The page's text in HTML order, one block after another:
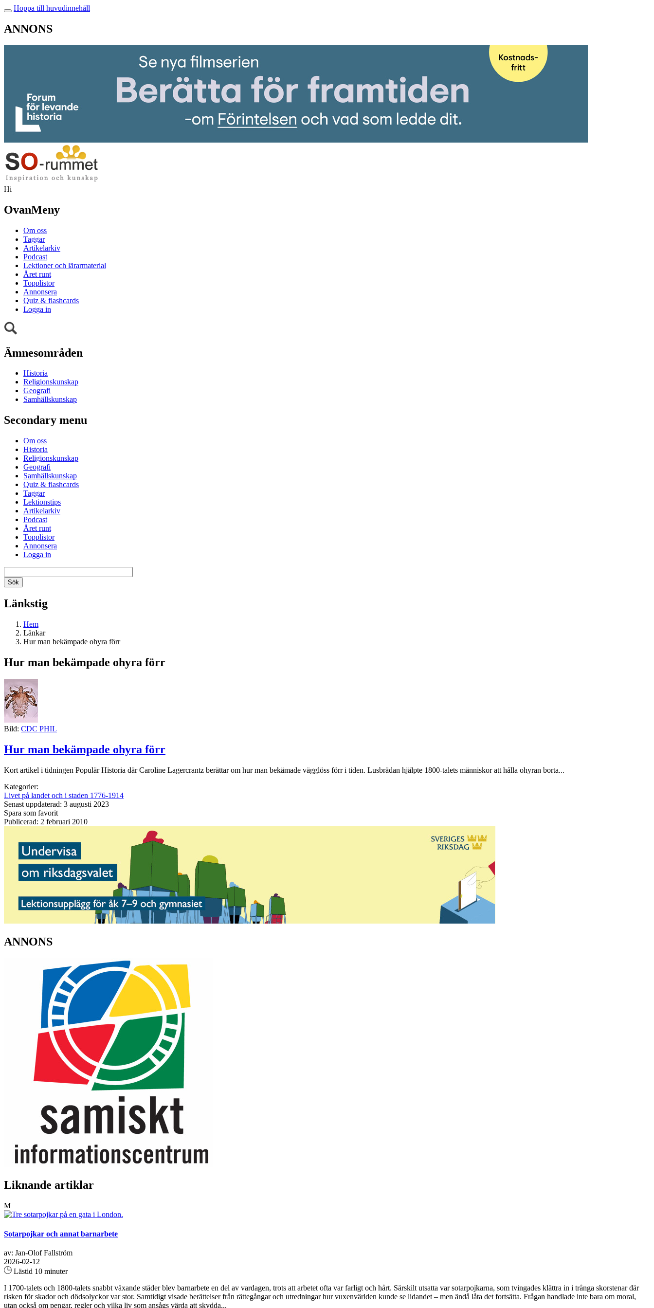
Hoppa till huvudinnehåll
ANNONS
Hi
OvanMeny
Om oss
Taggar
Artikelarkiv
Podcast
Lektioner och lärarmaterial
Året runt
Topplistor
Annonsera
Quiz & flashcards
Logga in
Ämnesområden
Historia
Religionskunskap
Geografi
Samhällskunskap
Secondary menu
Om oss
Historia
Religionskunskap
Geografi
Samhällskunskap
Quiz & flashcards
Taggar
Lektionstips
Artikelarkiv
Podcast
Året runt
Topplistor
Annonsera
Logga in
Länkstig
Hem
Länkar
Hur man bekämpade ohyra förr
Hur man bekämpade ohyra förr
Bild: CDC PHIL
Hur man bekämpade ohyra förr
Kort artikel i tidningen Populär Historia där Caroline Lagercrantz berättar om hur man bekämade vägglöss förr i tiden. Lusbrädan hjälpte 1800-talets människor att hålla ohyran borta...
Kategorier:
Livet på landet och i staden 1776-1914
Senast uppdaterad: 3 augusti 2023
Spara som favorit
Publicerad: 2 februari 2010
ANNONS
Liknande artiklar
M
Sotarpojkar och annat barnarbete
av: Jan-Olof Fallström
2026-02-12
Lästid 10 minuter
I 1700-talets och 1800-talets snabbt växande städer blev barnarbete en del av vardagen, trots att arbetet ofta var farligt och hårt. Särskilt utsatta var sotarpojkarna, som tvingades klättra in i trånga skorstenar där
risken för skador och dödsolyckor var stor. Samtidigt visade berättelser från rättegångar och utredningar hur vuxenvärlden kunde se lidandet – men ändå låta det fortsätta. Frågan handlade inte bara om moral,
utan också om pengar, regler och vilka liv som ansågs värda att skydda...